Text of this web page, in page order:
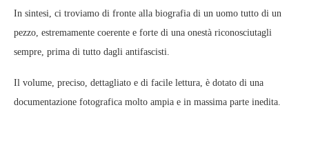
In sintesi, ci troviamo di fronte alla biografia di un uomo tutto di un
pezzo, estremamente coerente e forte di una onestà riconosciutagli
sempre, prima di tutto dagli antifascisti.
Il volume, preciso, dettagliato e di facile lettura, è dotato di una
documentazione fotografica molto ampia e in massima parte inedita.